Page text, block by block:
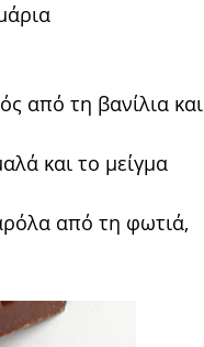
από τη βανίλια και
και το μείγμα
από τη φωτιά,